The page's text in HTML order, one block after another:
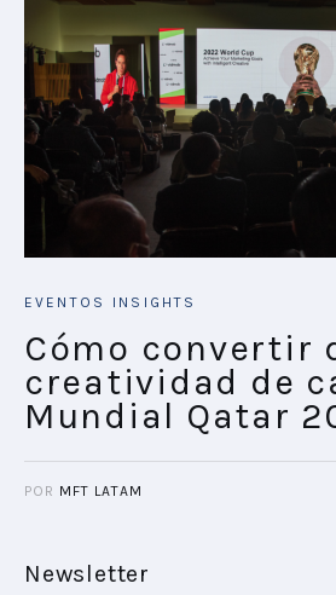
EVENTOS INSIGHTS
Cómo convertir
creatividad de
Mundial Qatar
POR MFT LATAM
Newsletter